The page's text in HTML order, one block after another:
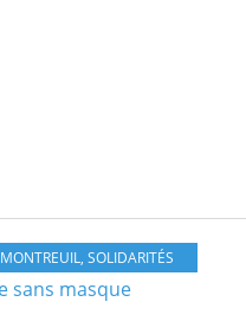
MONTREUIL, SOLIDARITÉS